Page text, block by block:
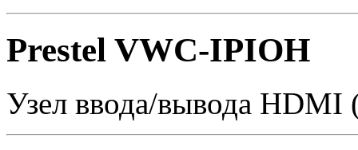
Prestel VWC-IPIOH
Узел ввода/вывода